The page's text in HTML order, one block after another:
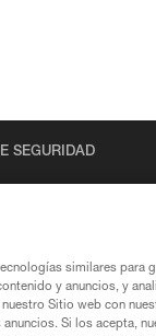
SEGURIDAD
similares para
y anuncios, y
Sitio web con
Si los acepta,